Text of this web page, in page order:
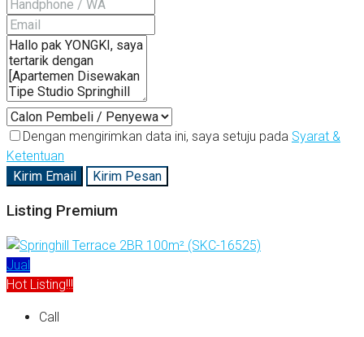
Dengan mengirimkan data ini, saya setuju pada Syarat &
Ketentuan
Kirim Email
Kirim Pesan
Listing Premium
Jual
Hot Listing!!!
Call